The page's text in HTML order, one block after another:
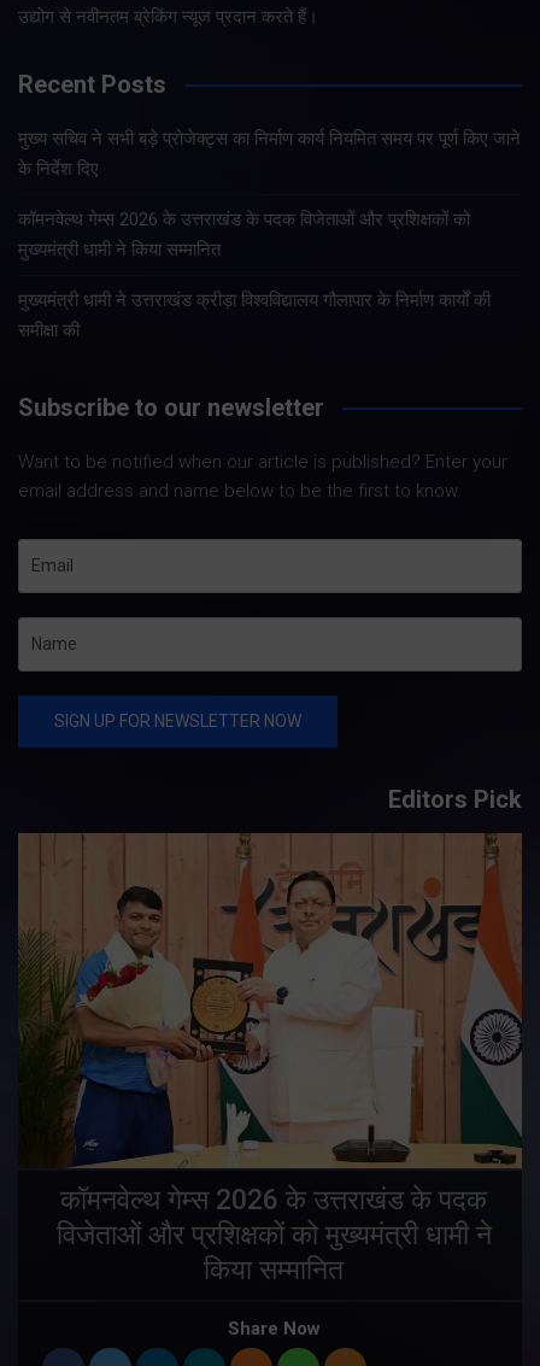
उद्योग से नवीनतम ब्रेकिंग न्यूज प्रदान करते हैं।
Recent Posts
मुख्य सचिव ने सभी बड़े प्रोजेक्ट्स का निर्माण कार्य नियमित समय पर पूर्ण किए जाने
के निर्देश दिए
कॉमनवेल्थ गेम्स 2026 के उत्तराखंड के पदक विजेताओं और प्रशिक्षकों को
मुख्यमंत्री धामी ने किया सम्मानित
मुख्यमंत्री धामी ने उत्तराखंड क्रीड़ा विश्वविद्यालय गौलापार के निर्माण कार्यों की
समीक्षा की
Subscribe to our newsletter
Want to be notified when our article is published? Enter your
email address and name below to be the first to know.
Editors Pick
कॉमनवेल्थ गेम्स 2026 के उत्तराखंड के पदक
विजेताओं और प्रशिक्षकों को मुख्यमंत्री धामी ने
किया सम्मानित
Share Now